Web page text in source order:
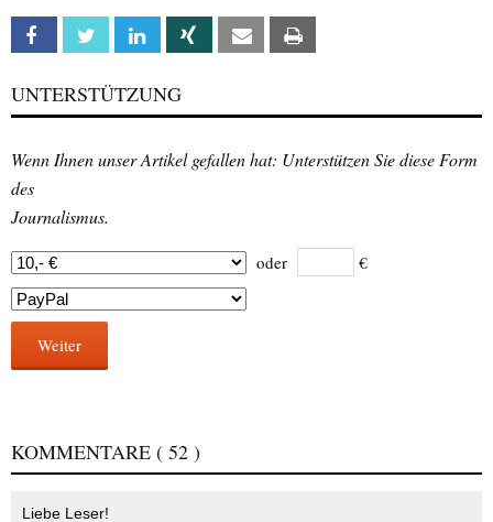
Facebook Twitter Linkedin Xing Email
UNTERSTÜTZUNG
Wenn Ihnen unser Artikel gefallen hat: Unterstützen Sie diese Form
des
Journalismus.
oder €
Weiter
KOMMENTARE ( 52 )
Liebe Leser!